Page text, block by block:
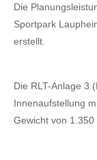
Die
Sportpark
erstellt.
Die RLT-Anlage 3
Innenaufstellung
Gewicht von 1.350